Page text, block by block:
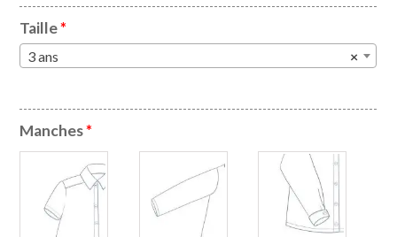
Taille*
×
3 ans
Manches*